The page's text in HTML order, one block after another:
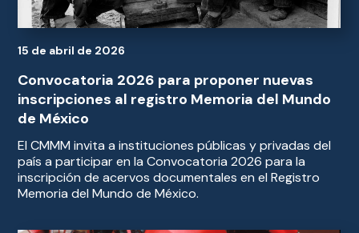
15 de abril de 2026
Convocatoria 2026 para proponer nuevas
inscripciones al registro Memoria del Mundo
de México
El CMMM invita a instituciones públicas y privadas del
país a participar en la Convocatoria 2026 para la
inscripción de acervos documentales en el Registro
Memoria del Mundo de México.